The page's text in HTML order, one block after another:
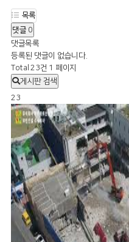
목록
댓글 0
댓글목록
등록된 댓글이 없습니다.
Total 23건 1 페이지
게시판 검색
23